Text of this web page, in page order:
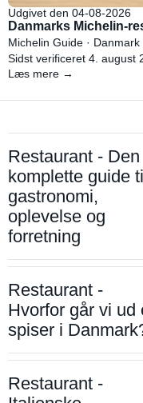
Udgivet den 04-08-2026
Danmarks Michelin-
Michelin Guide ·
Sidst verificeret 4. august
Læs mere →
Restaurant - Den
komplette guide
gastronomi,
oplevelse og
forretning
Restaurant -
Hvorfor går vi ud
spiser i
Restaurant -